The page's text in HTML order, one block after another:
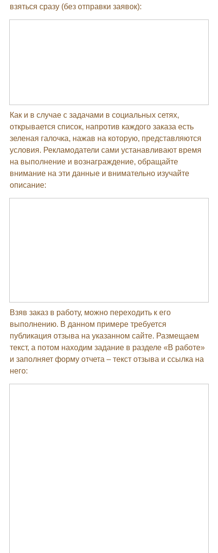
взяться сразу (без отправки заявок):
Как и в случае с задачами в социальных сетях,
открывается список, напротив каждого заказа есть
зеленая галочка, нажав на которую, представляются
условия. Рекламодатели сами устанавливают время
на выполнение и вознаграждение, обращайте
внимание на эти данные и внимательно изучайте
описание:
Взяв заказ в работу, можно переходить к его
выполнению. В данном примере требуется
публикация отзыва на указанном сайте. Размещаем
текст, а потом находим задание в разделе «В работе»
и заполняет форму отчета – текст отзыва и ссылка на
него: